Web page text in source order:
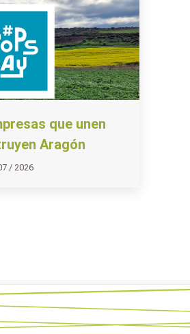
que unen
Aragón
/ 2026